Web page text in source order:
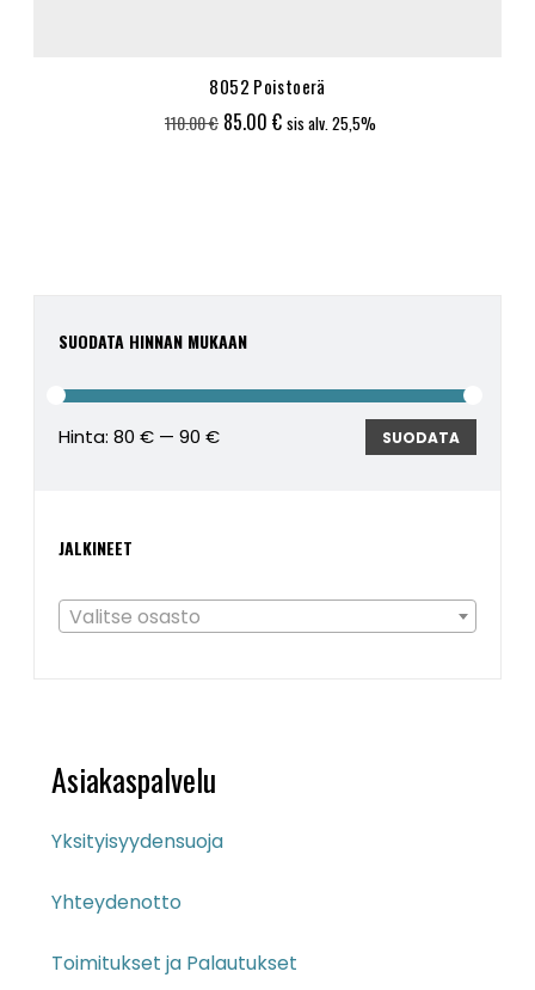
SUODATA HINNAN MUKAAN
SUODATA
Hinta:80 € —90 €
JALKINEET
Valitse osasto
8052 Poistoerä
110.00€ Alkuperäinen
85.00 €Nykyinen
sis alv. 25,5%
Asiakaspalvelu
Yksityisyydensuoja
Yhteydenotto
Toimitukset ja Palautukset